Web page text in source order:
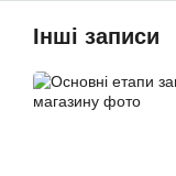
Інші записи